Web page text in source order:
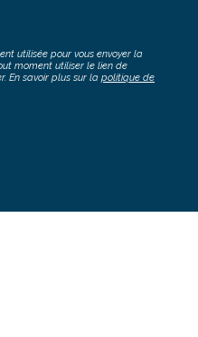
utilisée pour vous envoyer la
moment utiliser le lien de
En savoir plus sur la politique de